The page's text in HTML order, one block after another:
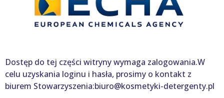
Dostęp do tej części witryny wymaga zalogowania.W
celu uzyskania loginu i hasła, prosimy o kontakt z
biurem Stowarzyszenia:biuro@kosmetyki-detergenty.pl